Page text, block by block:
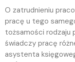
O zatrudnieniu
pracę u tego
tożsamości rodzaju
świadczy pracę
asystenta